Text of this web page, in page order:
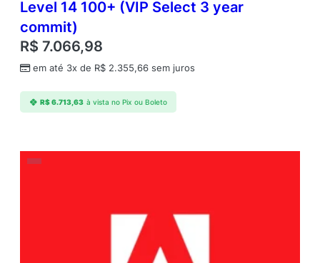
g
e
s
n
n
1
Level 14 100+ (VIP Select 3 year
commit)
R$ 7.066,98
em até 3x de R$ 2.355,66 sem juros
R$6.713,63 à vista no Pix ou Boleto